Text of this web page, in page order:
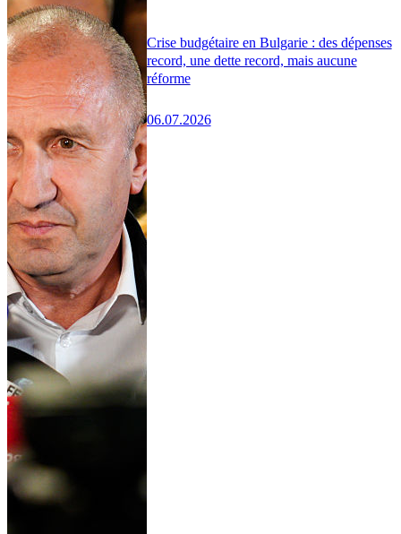
Crise budgétaire en Bulgarie : des dépenses
record, une dette record, mais aucune
réforme
06.07.2026